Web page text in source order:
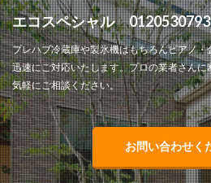
エコスペシャル 0120530793
プレハブ冷蔵庫や製氷機はもちろんピアノ
迅速にご対応いたします。プロの業者さん
気軽にご相談ください。
お問い合わせく